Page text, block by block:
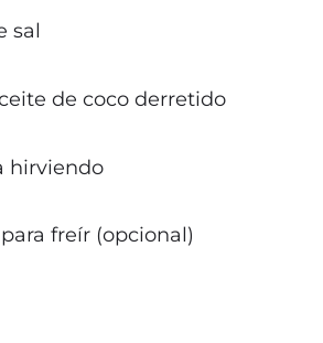
sal
de coco derretido
hirviendo
freír (opcional)